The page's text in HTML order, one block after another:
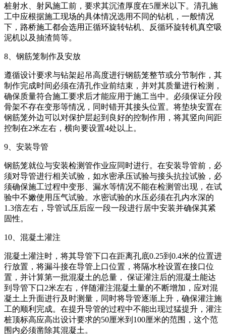
桩射水、射风施工前，要求其沉渣厚度在5厘米以下。清孔施
工中应根据施工现场的具体情况选用不同的钻机，一般情况
下，路桥施工都会选用正循环旋转钻机、反循环旋转机真空吸
泥机以及抽渣筒等。
8、钢筋笼制作及安放
遵循设计要求与钻架起吊高度进行钢筋笼整节或分节制作，其
制作完成时间必须在清孔作业前结束，并对其质量进行检测，
确保质量符合施工要求后才能应用于施工当中。必须保证分段
骨架不存在变形等情况，同时错开其接头位置。将垫块安置在
钢筋笼外边可以对保护层起到良好的控制作用，将其竖向间距
控制在2米左右，横向要设置4处以上。
9、安装导管
钢筋笼就位与安装检测管作业应同时进行。在安装导管前，必
须对导管进行相关试验，如水密承压试验与接头抗拉试验，必
须确保施工过程中变形、漏水等情况不能在检测管出现，在试
验中不嫩使用压气试验。水密试验的水压必须在孔内水深的
1.3倍左右，导管试压后应一段一段进行居中安装并确保其紧
固性。
10、混凝土灌注
混凝土灌注时，将其导管下口在距离孔底0.25到0.4米的位置进
行放置，将漏斗接在导管上口位置，将隔水栓设置在接口位
置，并计算第一批混凝土的总量， 保证灌注后的混凝土能达
到导管下口2米左右，伴随灌注混凝土量的不断增加，应对混
凝土上升面进行及时测量，同时将导管逐渐上升，确保灌注施
工的顺利完成。在提升导管的过程中不能出现过猛提升，灌注
桩顶标高应高出设计要求的50厘米到100厘米的范围，这个范
围内必须凿除其混凝土。